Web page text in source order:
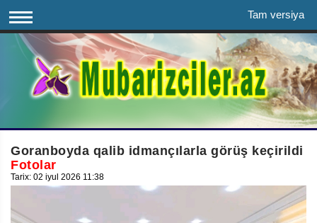
Tam versiya
Goranboyda qalib idmançılarla görüş keçirildi
Fotolar
Tarix: 02 iyul 2026 11:38